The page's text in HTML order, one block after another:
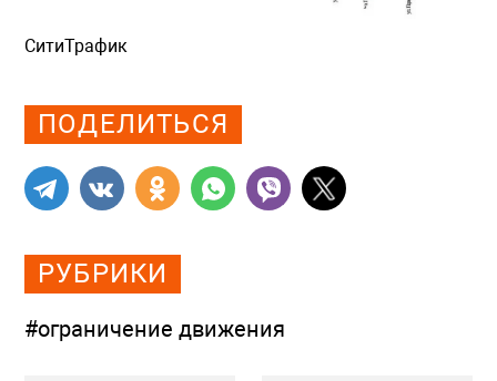
СитиТрафик
ПОДЕЛИТЬСЯ
РУБРИКИ
#ограничение движения